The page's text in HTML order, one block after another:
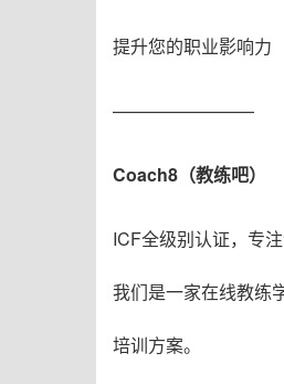
提升您的职业影响力
————————
Coach8（教练吧）
ICF全级别认证，专
我们是一家在线教练
培训方案。